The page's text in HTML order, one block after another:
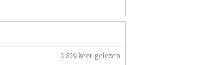
2.859 keer gelezen